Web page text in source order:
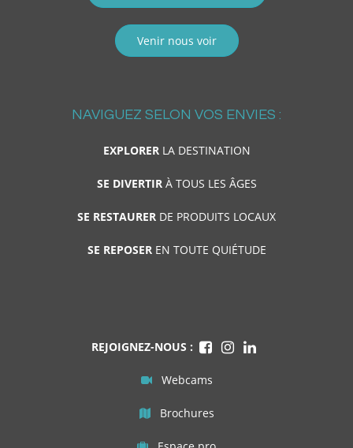
Venir nous voir
NAVIGUEZ SELON VOS ENVIES :
EXPLORERLA DESTINATION
SE DIVERTIRÀ TOUS LES ÂGES
SE RESTAURER DE PRODUITS LOCAUX
SE REPOSEREN TOUTE QUIÉTUDE
REJOIGNEZ-NOUS :
Webcams
Brochures